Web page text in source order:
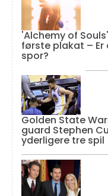
'Alchemy of
første plakat –
spor?
Golden State
guard Stephen
yderligere tre spil